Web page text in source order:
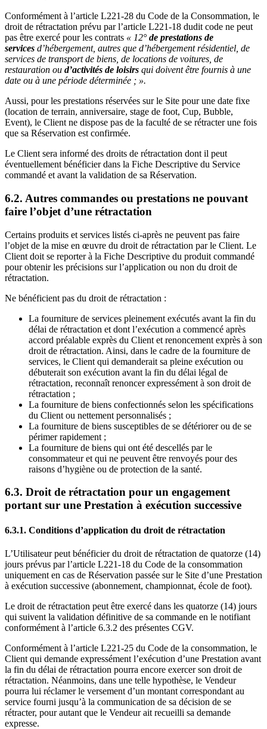
Conformément à l’article L221-28 du Code de la Consommation, le
droit de rétractation prévu par l’article L221-18 dudit code ne peut
pas être exercé pour les contrats « 12°de prestations de
services d’hébergement, autres que d’hébergement résidentiel, de
services de transport de biens, de locations de voitures, de
restauration ou d’activités de loisirs qui doivent être fournis à une
date ou à une période déterminée ; ».
Aussi, pour les prestations réservées sur le Site pour une date fixe
(location de terrain, anniversaire, stage de foot, Cup, Bubble,
Event), le Client ne dispose pas de la faculté de se rétracter une fois
que sa Réservation est confirmée.
Le Client sera informé des droits de rétractation dont il peut
éventuellement bénéficier dans la Fiche Descriptive du Service
commandé et avant la validation de sa Réservation.
6.2. Autres commandes ou prestations ne pouvant
faire l’objet d’une rétractation
Certains produits et services listés ci-après ne peuvent pas faire
l’objet de la mise en œuvre du droit de rétractation par le Client. Le
Client doit se reporter à la Fiche Descriptive du produit commandé
pour obtenir les précisions sur l’application ou non du droit de
rétractation.
Ne bénéficient pas du droit de rétractation :
La fourniture de services pleinement exécutés avant la fin du
délai de rétractation et dont l’exécution a commencé après
accord préalable exprès du Client et renoncement exprès à son
droit de rétractation. Ainsi, dans le cadre de la fourniture de
services, le Client qui demanderait sa pleine exécution ou
débuterait son exécution avant la fin du délai légal de
rétractation, reconnaît renoncer expressément à son droit de
rétractation ;
La fourniture de biens confectionnés selon les spécifications
du Client ou nettement personnalisés ;
La fourniture de biens susceptibles de se détériorer ou de se
périmer rapidement ;
La fourniture de biens qui ont été descellés par le
consommateur et qui ne peuvent être renvoyés pour des
raisons d’hygiène ou de protection de la santé.
6.3. Droit de rétractation pour un engagement
portant sur une Prestation à exécution successive
6.3.1. Conditions d’application du droit de rétractation
L’Utilisateur peut bénéficier du droit de rétractation de quatorze (14)
jours prévus par l’article L221-18 du Code de la consommation
uniquement en cas de Réservation passée sur le Site d’une Prestation
à exécution successive (abonnement, championnat, école de foot).
Le droit de rétractation peut être exercé dans les quatorze (14) jours
qui suivent la validation définitive de sa commande en le notifiant
conformément à l’article 6.3.2 des présentes CGV.
Conformément à l’article L221-25 du Code de la consommation, le
Client qui demande expressément l’exécution d’une Prestation avant
la fin du délai de rétractation pourra encore exercer son droit de
rétractation. Néanmoins, dans une telle hypothèse, le Vendeur
pourra lui réclamer le versement d’un montant correspondant au
service fourni jusqu’à la communication de sa décision de se
rétracter, pour autant que le Vendeur ait recueilli sa demande
expresse.